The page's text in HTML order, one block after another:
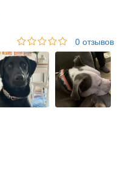
0 отзывов